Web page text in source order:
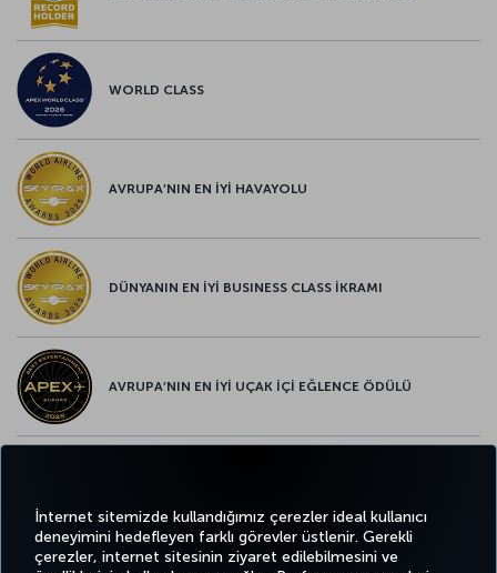
İnternet sitemizde kullandığımız çerezler ideal kullanıcı
deneyimini hedefleyen farklı görevler üstlenir. Gerekli
çerezler, internet sitesinin ziyaret edilebilmesini ve
WORLD CLASS
AVRUPA’NIN EN İYİ HAVAYOLU
DÜNYANIN EN İYİ BUSINESS CLASS İKRAMI
AVRUPA’NIN EN İYİ UÇAK İÇİ EĞLENCE ÖDÜLÜ